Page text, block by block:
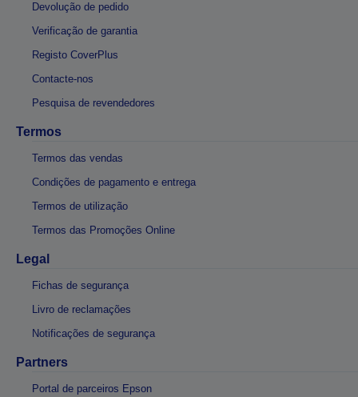
Devolução de pedido
Verificação de garantia
Registo CoverPlus
Contacte-nos
Pesquisa de revendedores
Termos
Termos das vendas
Condições de pagamento e entrega
Termos de utilização
Termos das Promoções Online
Legal
Fichas de segurança
Livro de reclamações
Notificações de segurança
Partners
Portal de parceiros Epson